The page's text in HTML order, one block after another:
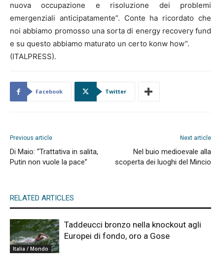
nuova occupazione e risoluzione dei problemi
emergenziali anticipatamente”. Conte ha ricordato che
noi abbiamo promosso una sorta di energy recovery fund
e su questo abbiamo maturato un certo konw how”.
(ITALPRESS).
Facebook Twitter
Previous article
Di Maio: “Trattativa in salita,
Putin non vuole la pace”
Next article
Nel buio medioevale alla
scoperta dei luoghi del Mincio
RELATED ARTICLES
Italia / Mondo
Taddeucci bronzo nella knockout agli
Europei di fondo, oro a Gose